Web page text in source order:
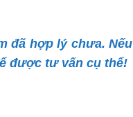
đã hợp lý chưa. Nếu
được tư vấn cụ thể!